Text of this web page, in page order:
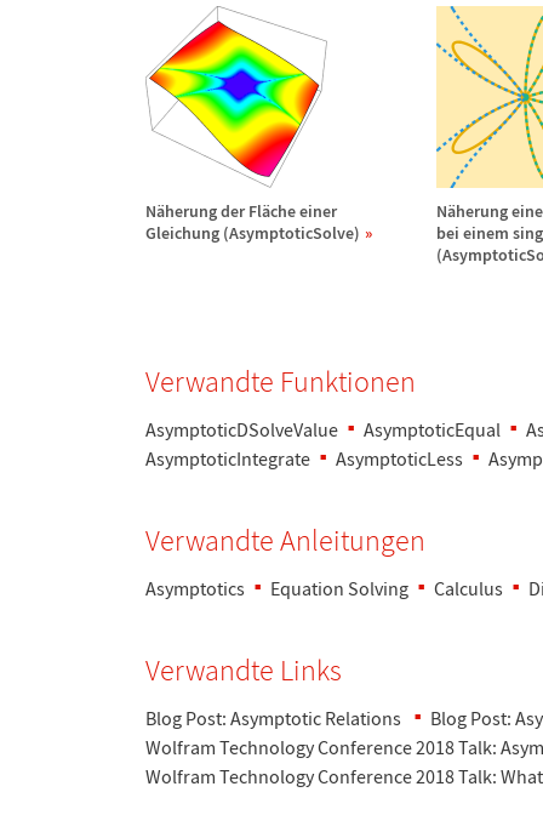
Näherung der Fläche einer
Gleichung (AsymptoticSolve)
Näherung
bei einem
Verwandte Funktionen
AsymptoticDSolveValue AsymptoticEqual
AsymptoticIntegrate
AsymptoticLess
Verwandte Anleitungen
Asymptotics Equation Solving Calculus
Verwandte Links
Blog Post: Asymptotic Relations
Blog Post:
Wolfram Technology Conference 2018 Talk:
Wolfram Technology Conference 2018 Talk: